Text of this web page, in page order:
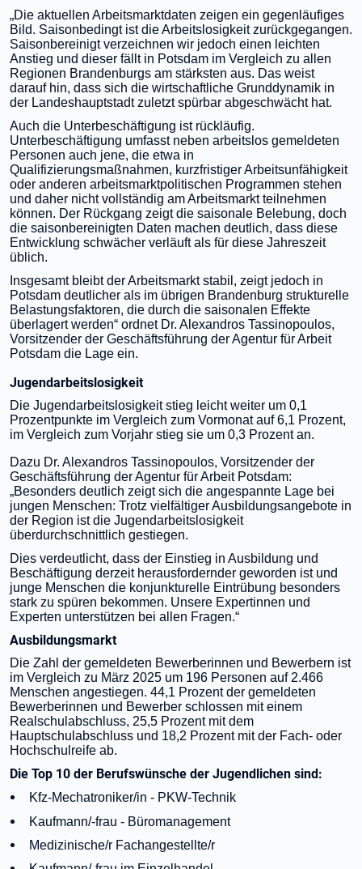
­­„Die aktuellen Arbeitsmarktdaten zeigen ein gegenläufiges
Bild. Saisonbedingt ist die Arbeitslosigkeit zurückgegangen.
Saisonbereinigt verzeichnen wir jedoch einen leichten
Anstieg und dieser fällt in Potsdam im Vergleich zu allen
Regionen Brandenburgs am stärksten aus. Das weist
darauf hin, dass sich die wirtschaftliche Grunddynamik in
der Landeshauptstadt zuletzt spürbar abgeschwächt hat.
Auch die Unterbeschäftigung ist rückläufig.
Unterbeschäftigung umfasst neben arbeitslos gemeldeten
Personen auch jene, die etwa in
Qualifizierungsmaßnahmen, kurzfristiger Arbeitsunfähigkeit
oder anderen arbeitsmarktpolitischen Programmen stehen
und daher nicht vollständig am Arbeitsmarkt teilnehmen
können. Der Rückgang zeigt die saisonale Belebung, doch
die saisonbereinigten Daten machen deutlich, dass diese
Entwicklung schwächer verläuft als für diese Jahreszeit
üblich.
Insgesamt bleibt der Arbeitsmarkt stabil, zeigt jedoch in
Potsdam deutlicher als im übrigen Brandenburg strukturelle
Belastungsfaktoren, die durch die saisonalen Effekte
überlagert werden“ ordnet Dr. Alexandros Tassinopoulos,
Vorsitzender der Geschäftsführung der Agentur für Arbeit
Potsdam die Lage ein.
Jugendarbeitslosigkeit
Die Jugendarbeitslosigkeit stieg leicht weiter um 0,1
Prozentpunkte im Vergleich zum Vormonat auf 6,1 Prozent,
im Vergleich zum Vorjahr stieg sie um 0,3 Prozent an.
Dazu Dr. Alexandros Tassinopoulos, Vorsitzender der
Geschäftsführung der Agentur für Arbeit Potsdam:
„Besonders deutlich zeigt sich die angespannte Lage bei
jungen Menschen: Trotz vielfältiger Ausbildungsangebote in
der Region ist die Jugendarbeitslosigkeit
überdurchschnittlich gestiegen.
Dies verdeutlicht, dass der Einstieg in Ausbildung und
Beschäftigung derzeit herausfordernder geworden ist und
junge Menschen die konjunkturelle Eintrübung besonders
stark zu spüren bekommen. Unsere Expertinnen und
Experten unterstützen bei allen Fragen.“
Ausbildungsmarkt
Die Zahl der gemeldeten Bewerberinnen und Bewerbern ist
im Vergleich zu März 2025 um 196 Personen auf 2.466
Menschen angestiegen. 44,1 Prozent der gemeldeten
Bewerberinnen und Bewerber schlossen mit einem
Realschulabschluss, 25,5 Prozent mit dem
Hauptschulabschluss und 18,2 Prozent mit der Fach- oder
Hochschulreife ab.
Die Top 10 der Berufswünsche der Jugendlichen sind:
Kfz-Mechatroniker/in - PKW-Technik
Kaufmann/-frau - Büromanagement
Medizinische/r Fachangestellte/r